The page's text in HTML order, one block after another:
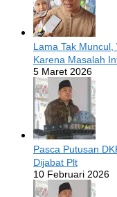
Lama Tak Muncul,
Karena Masalah
5 Maret 2026
Pasca Putusan
Dijabat Plt
10 Februari 2026